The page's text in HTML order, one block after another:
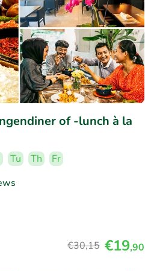
of -lunch à la
Tu Th
Fr
€30,15 €19,90